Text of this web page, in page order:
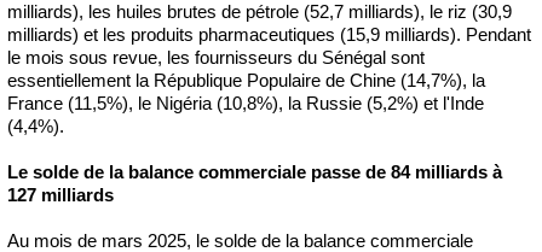
milliards), les huiles brutes de pétrole (52,7 milliards), le riz (30,9
milliards) et les produits pharmaceutiques (15,9 milliards). Pendant
le mois sous revue, les fournisseurs du Sénégal sont
essentiellement la République Populaire de Chine (14,7%), la
France (11,5%), le Nigéria (10,8%), la Russie (5,2%) et l'Inde
(4,4%).
Le solde de la balance commerciale passe de 84 milliards à
127 milliards
Au mois de mars 2025, le solde de la balance commerciale